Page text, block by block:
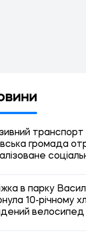
громада
в парку
10-річному
велосипед